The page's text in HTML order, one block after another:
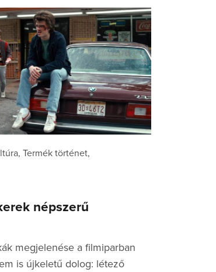
, Termék történet,
népszerű
megjelenése a filmiparban
is újkeletű dolog: létező